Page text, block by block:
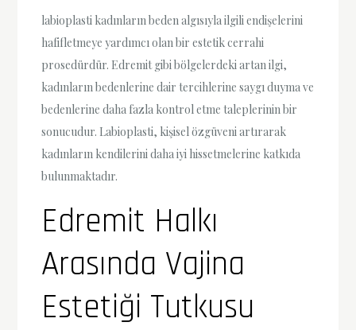
labioplasti kadınların beden algısıyla ilgili endişelerini
hafifletmeye yardımcı olan bir estetik cerrahi
prosedürdür. Edremit gibi bölgelerdeki artan ilgi,
kadınların bedenlerine dair tercihlerine saygı duyma ve
bedenlerine daha fazla kontrol etme taleplerinin bir
sonucudur. Labioplasti, kişisel özgüveni artırarak
kadınların kendilerini daha iyi hissetmelerine katkıda
bulunmaktadır.
Edremit Halkı
Arasında Vajina
Estetiği Tutkusu